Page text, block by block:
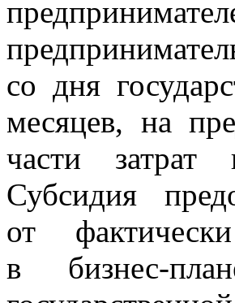
со дня
месяцев, на
части затрат
Субсидия
от
в бизнес-